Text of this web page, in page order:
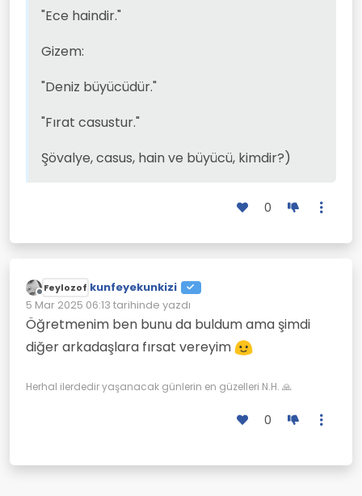
"Ece haindir."
Gizem:
"Deniz büyücüdür."
"Fırat casustur."
Şövalye, casus, hain ve büyücü, kimdir?)
0
Çevrimdışı
Feylozof kunfeyekunkizi
5 Mar 2025 06:13 tarihinde yazdı
Son düzenleyen:
Öğretmenim ben bunu da buldum ama şimdi
diğer arkadaşlara fırsat vereyim
Herhal ilerdedir yaşanacak günlerin en güzelleri N.H. 🙏
0